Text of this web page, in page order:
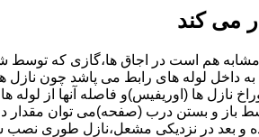
می کند
مشابه هم است در اجاق ها،گازی که
به داخل لوله های رابط می پاشد چون
نازل ها (اوریفیس)و فاصله آنها از
باز و بستن درب (صفحه)می توان مقدار
و بعد در نزدیکی مشعل،نازل طوری نصب